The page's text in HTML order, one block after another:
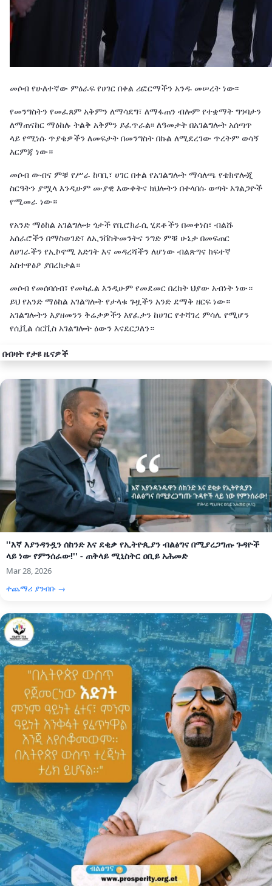
መሶብ የሁለተኛው ምዕራፍ የሀገር በቀል ሪፎርማችን አንዱ መሠረት ነው፡፡
የመንግስትን የመፈጸም አቅምን ለማሳደግ፣ ለማፋጠን ብሎም የተቋማት ግንባታን
ለማጠናከር ማዕከሉ ትልቅ አቅምን ይፈጥራል፡፡ ለዓመታት በአገልግሎት አሰጣጥ
ላይ የሚነሱ ጥያቄዎችን ለመፍታት በመንግስት በኩል ለሚደረገው ጥረትም ወሳኝ
እርምጃ ነው።
መሶብ ውብና ምቹ የሥራ ከባቢ፣ ሀገር በቀል የአገልግሎት ማሳለጫ የቴክኖሎጂ
ስርዓትን ያሟላ እንዲሁም ሙያዊ እውቀትና ክህሎትን በተላበሱ ወጣት አገልጋዮች
የሚመራ ነው።
የአንድ ማዕከል አገልግሎቱ ጎታች የቢሮክራሲ ሂደቶችን በመቀነስ፣ ብልሹ
አሰራሮችን በማስወገድ፣ ለኢንቨስትመንትና ንግድ ምቹ ሁኔታ በመፍጠር
ለሀገራችን የኢኮኖሚ እድገት እና መዳረሻችን ለሆነው ብልጽግና ከፍተኛ
አስተዋፅዖ ያበረክታል።
መሶብ የመሰባሰብ፣ የመካፈል እንዲሁም የመደመር በረከት ህያው አብነት ነው።
ይህ የአንድ ማዕከል አገልግሎት የታላቁ ጉዟችን አንድ ደማቅ ዘርፍ ነው።
አገልግሎትን እያዘመንን ቅሬታዎችን እየፈታን ከሀገር የተሻገረ ምሳሌ የሚሆን
የሲቪል ሰርቪስ አገልግሎት ዕውን እናደርጋለን።
በብዛት የታዩ ዜናዎች
''እኛ እያንዳንዷን ሰከንድ እና ደቂቃ የኢትዮጲያን ብልፅግና በሚያረጋግጡ ጉዳዮች
ላይ ነው የምንሰራው!'' - ጠቅላይ ሚኒስትር ዐቢይ አሕመድ
Mar 28, 2026
ተጨማሪ ያንብቡ →